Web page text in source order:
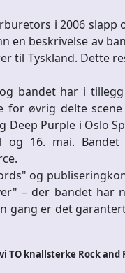
i 2006 slapp
en beskrivelse av
Tyskland. Dette
bandet har i
for øvrig delte
Purple i Oslo
og 16. mai.
og
– der bandet
gang er det
TO knallsterke Rock